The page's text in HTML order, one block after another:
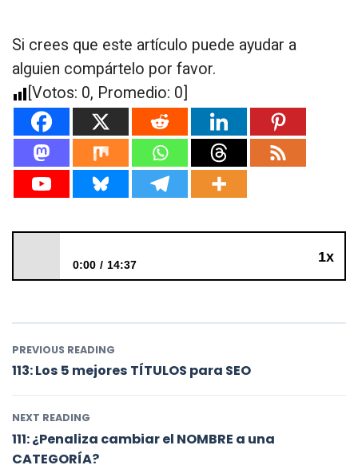
Si crees que este artículo puede ayudar a
alguien compártelo por favor.
[Votos: 0, Promedio: 0
1x
0:00 14:37
PREVIOUS READING
113: Los 5 mejores TÍTULOS para SEO
NEXT READING
111: ¿Penaliza cambiar el NOMBRE a una
CATEGORÍA?